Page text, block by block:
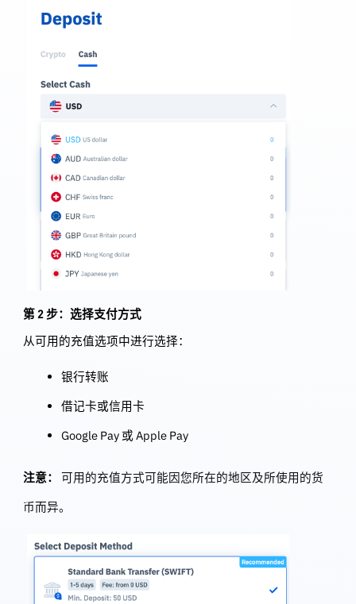
第 2 步：选择支付方式
从可用的充值选项中进行选择：
银行转账
借记卡或信用卡
Google Pay 或 Apple Pay
注意：
可用的充值方式可能因您所在的地区及所使用的货
币而异。